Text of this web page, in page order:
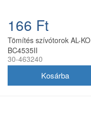
166 Ft
Tömítés szívótorok AL-KO
BC4535II
30-463240